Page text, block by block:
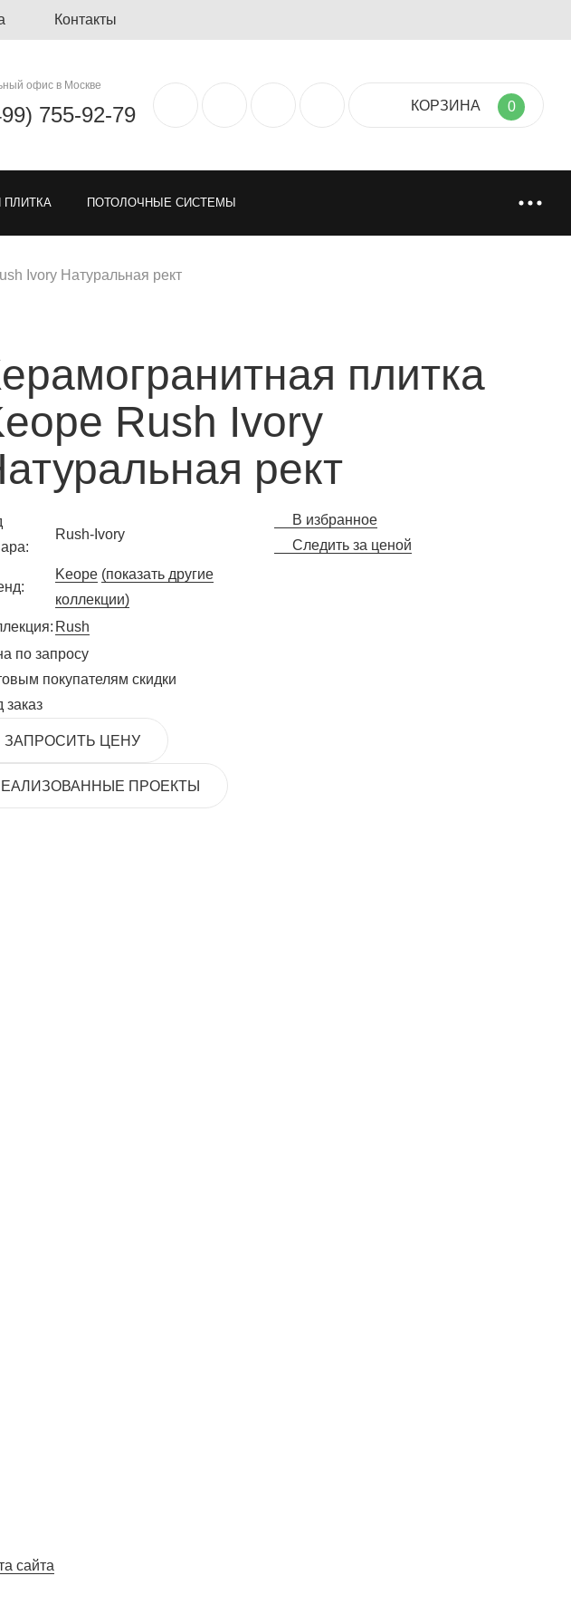
Контакты
офис в Москве
755-92-79 КОРЗИНА 0
ПЛИТКА ПОТОЛОЧНЫЕ СИСТЕМЫ
ГРЯЗЕЗАЩИТНЫЕ ПОКРЫТИЯ
Ivory Натуральная рект
плитка
Rush Ivory
рект
Rush-Ivory
Keope (показать другие
коллекции)
Rush
В избранное
Следить за ценой
по запросу
покупателям скидки
заказ
ЗАПРОСИТЬ ЦЕНУ
ПРОЕКТЫ
сайта